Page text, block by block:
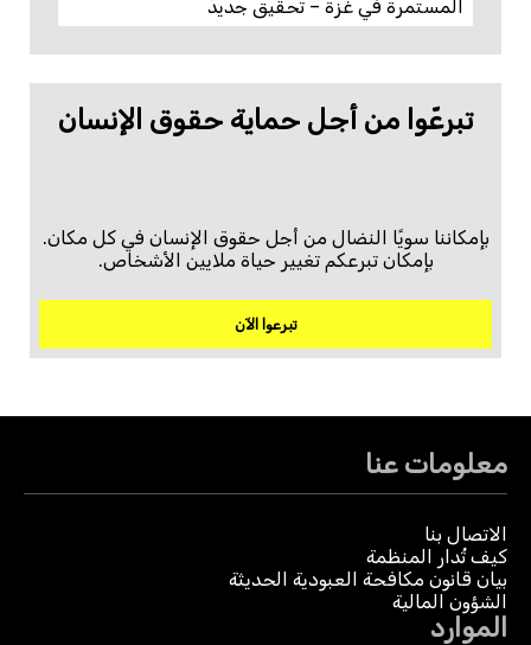
المستمرة في غزة – تحقيق جديد
تبرعّوا من أجل حماية حقوق الإنسان
بإمكاننا سويًا النضال من أجل حقوق الإنسان في كل مكان.
بإمكان تبرعكم تغيير حياة ملايين الأشخاص.
تبرعوا الآن
معلومات عنا
الاتصال بنا
كيف تُدار المنظمة
بيان قانون مكافحة العبودية الحديثة
الشؤون المالية
الموارد